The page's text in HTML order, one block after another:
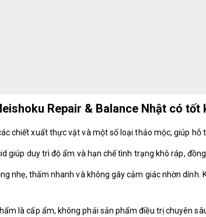
Repair & Balance Nhật có tốt
chiết xuất thực vật và một số loại thảo mộc, giúp hỗ
giúp duy trì độ ẩm và hạn chế tình trạng khô ráp,
nhẹ, thấm nhanh và không gây cảm giác nhờn dính.
là cấp ẩm, không phải sản phẩm điều trị chuyên